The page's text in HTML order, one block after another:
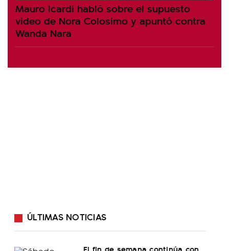
Mauro Icardi habló sobre el supuesto
video de Nora Colosimo y apuntó contra
Wanda Nara
ÚLTIMAS NOTICIAS